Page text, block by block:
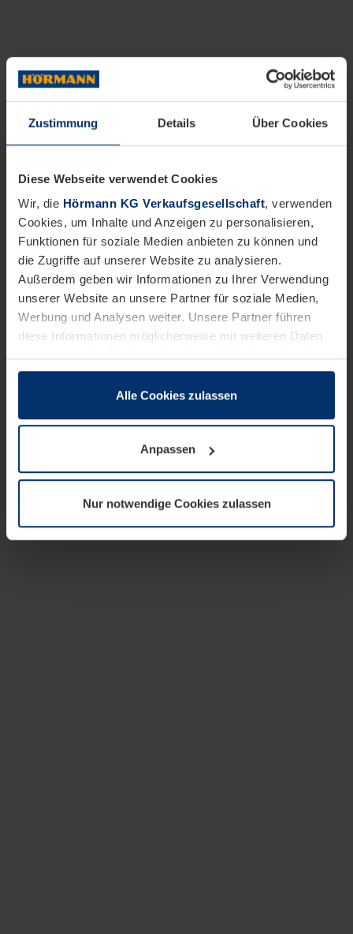
Zustimmung Details Über Cookies
Diese Webseite verwendet Cookies
Wir, die Hörmann KG Verkaufsgesellschaft, verwenden
Cookies, um Inhalte und Anzeigen zu personalisieren,
Funktionen für soziale Medien anbieten zu können und
die Zugriffe auf unserer Website zu analysieren.
Außerdem geben wir Informationen zu Ihrer Verwendung
unserer Website an unsere Partner für soziale Medien,
Werbung und Analysen weiter. Unsere Partner führen
diese Informationen möglicherweise mit weiteren Daten
sie im Rahmen Ihrer Nutzung der Dienste gesammelt
wenn diese für den Betrieb dieser Seite unbedingt
notwendig sind. Für alle anderen Cookie-Typen benötigen
wir Ihre Erlaubnis. Ihre Einwilligung können Sie jederzeit
Datenschutzerklärungunserer Website ändern oder
widerrufen.
Alle Cookies zulassen
Anpassen
Nur notwendige Cookies zulassen